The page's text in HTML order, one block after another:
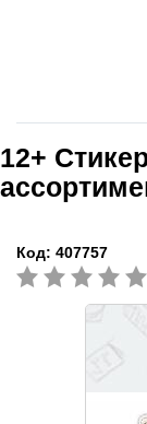
Код: 407757
12+